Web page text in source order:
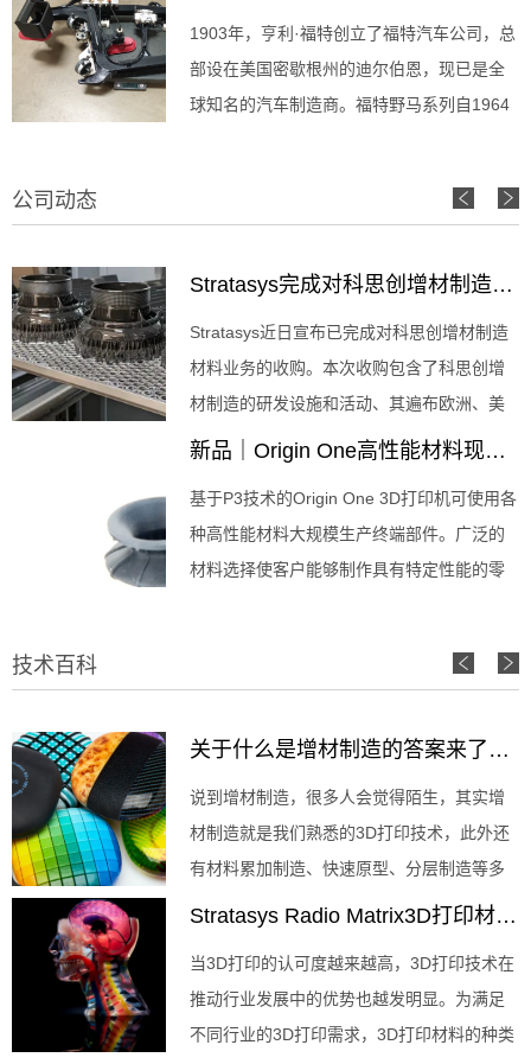
1903年，亨利·福特创立了福特汽车公司，总
部设在美国密歇根州的迪尔伯恩，现已是全
球知名的汽车制造商。福特野马系列自1964
角窗的夹具存在数个需要改进的问题。 昂贵
公司动态
Stratasys完成对科思创增材制造材料业务的收购
Stratasys近日宣布已完成对科思创增材制造
材料业务的收购。本次收购包含了科思创增
材制造的研发设施和活动、其遍布欧洲、美
国和亚洲的全球开发和销售团队、约60种增
已有和申请中的专利组成的知识产权组合，
将为Stratasys带来即时增益。 此次收购将助
力Str
新品｜Origin One高性能材料现已推出
基于P3技术的Origin One 3D打印机可使用各
种高性能材料大规模生产终端部件。广泛的
材料选择使客户能够制作具有特定性能的零
Deflect 120和汉高P3 Stretch IND475是最近
用Stratasys P3技术开
技术百科
关于什么是增材制造的答案来了，内附Stratasys彩色3D打印机使用体验
说到增材制造，很多人会觉得陌生，其实增
材制造就是我们熟悉的3D打印技术，此外还
有材料累加制造、快速原型、分层制造等多
种叫法。增材制造以三维数字模型为基础，
出实体零件，是一种“自下而上”材料累加的制
造方法。 我公司是专门生产各种零件
Stratasys Radio Matrix3D打印材料优势详解
当3D打印的认可度越来越高，3D打印技术在
推动行业发展中的优势也越发明显。为满足
不同行业的3D打印需求，3D打印材料的种类